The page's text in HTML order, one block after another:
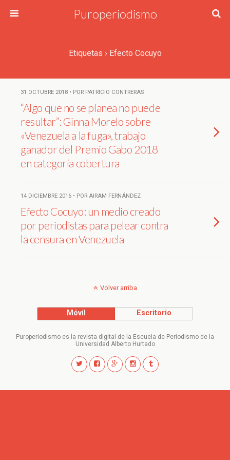
Puroperiodismo
Etiquetas › Efecto Cocuyo
31 OCTUBRE 2018 • POR PATRICIO CONTRERAS
“Algo que no se planea no puede
resultar”: Ginna Morelo sobre
«Venezuela a la fuga», trabajo
ganador del Premio Gabo 2018
en categoría cobertura
14 DICIEMBRE 2016 • POR AIRAM FERNÁNDEZ
Efecto Cocuyo: un medio creado
por periodistas para pelear contra
la censura en Venezuela
Volver arriba
Móvil Escritorio
Puroperiodismo es la revista digital de la Escuela de Periodismo de la
Universidad Alberto Hurtado